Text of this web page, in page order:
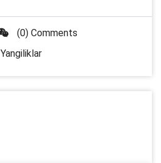
(0) Comments
Yangiliklar